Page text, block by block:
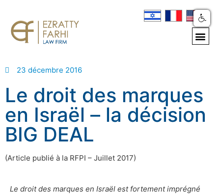
23 décembre 2016
Le droit des marques
en Israël – la décision
BIG DEAL
(Article publié à la RFPI – Juillet 2017)
Le droit des marques en Israël est fortement imprégné